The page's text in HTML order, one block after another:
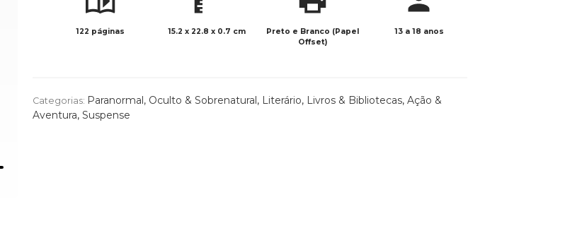
122 páginas 15.2 x 22.8 x 0.7 cm
Preto e Branco (Papel
Offset)
13 a 18 anos
Categorias: Paranormal, Oculto & Sobrenatural, Literário, Livros & Bibliotecas, Ação &
Aventura, Suspense